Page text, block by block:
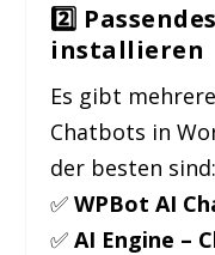
2️⃣
installieren
Es gibt
Chatbots in
der besten sind:
✅WPBot AI
✅AI Engine –